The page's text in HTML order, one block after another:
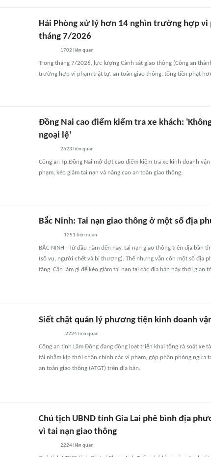
Hải Phòng xử lý hơn 14 nghìn trường hợp vi
tháng 7/2026
1702 liên quan
Trong tháng 7/2026, lực lượng Cảnh sát giao thông (Công an
trường hợp vi phạm trật tự, an toàn giao thông, tổng tiền phạt
Đồng Nai cao điểm kiểm tra xe khách:
ngoại lệ'
2623 liên quan
Công an Tp.Đồng Nai mở đợt cao điểm kiểm tra xe kinh doanh
phạm, kéo giảm tai nạn và nâng cao an toàn giao thông.
Bắc Ninh: Tai nạn giao thông ở một số địa
1251 liên quan
BĂC NINH - Từ đầu năm đến nay, tai nạn giao thông trên địa bàn
(số vụ, người chết và bị thương). Thế nhưng vẫn còn một số địa
tăng. Cần làm gì để kéo giảm tai nạn tại các địa bàn này thời gian
Siết chặt quản lý phương tiện kinh doanh
2224 liên quan
Công an tỉnh Lâm Đồng đang đồng loạt triển khai tổng rà soát xe
tải nhằm kịp thời chấn chỉnh các vi phạm, góp phần phòng ngừa
an toàn giao thông (ATGT) trên địa bàn.
Chủ tịch UBND tỉnh Gia Lai phê bình địa
vì tai nạn giao thông
2224liên quan